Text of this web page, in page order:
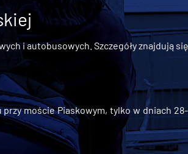
i autobusowych. Szczegóły znajdują
moście Piaskowym, tylko w dniach